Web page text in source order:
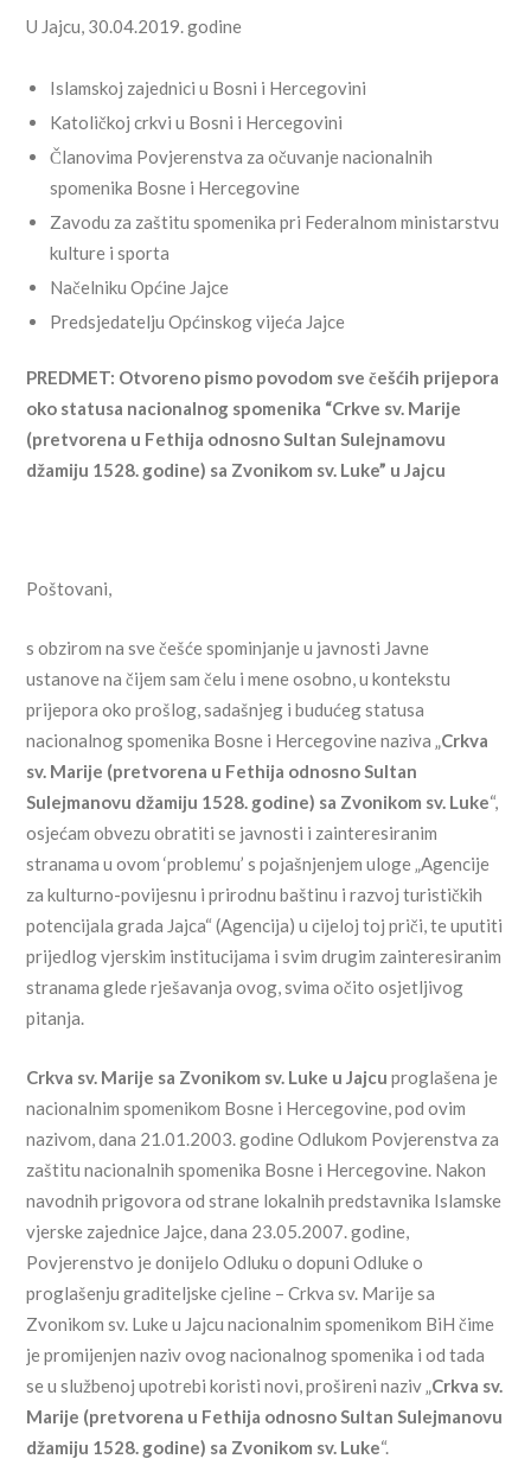
U Jajcu, 30.04.2019. godine
Islamskoj zajednici u Bosni i Hercegovini
Katoličkoj crkvi u Bosni i Hercegovini
Članovima Povjerenstva za očuvanje nacionalnih
spomenika Bosne i Hercegovine
Zavodu za zaštitu spomenika pri Federalnom ministarstvu
kulture i sporta
Načelniku Općine Jajce
Predsjedatelju Općinskog vijeća Jajce
PREDMET: Otvoreno pismo povodom sve češćih prijepora
oko statusa nacionalnog spomenika “Crkve sv. Marije
(pretvorena u Fethija odnosno Sultan Sulejnamovu
džamiju 1528. godine) sa Zvonikom sv. Luke” u Jajcu
Poštovani,
s obzirom na sve češće spominjanje u javnosti Javne
ustanove na čijem sam čelu i mene osobno, u kontekstu
prijepora oko prošlog, sadašnjeg i budućeg statusa
nacionalnog spomenika Bosne i Hercegovine naziva „Crkva
sv. Marije (pretvorena u Fethija odnosno Sultan
Sulejmanovu džamiju 1528. godine) sa Zvonikom sv. Luke“,
osjećam obvezu obratiti se javnosti i zainteresiranim
stranama u ovom ‘problemu’ s pojašnjenjem uloge „Agencije
za kulturno-povijesnu i prirodnu baštinu i razvoj turističkih
potencijala grada Jajca“ (Agencija) u cijeloj toj priči, te uputiti
prijedlog vjerskim institucijama i svim drugim zainteresiranim
stranama glede rješavanja ovog, svima očito osjetljivog
pitanja.
Crkva sv. Marije sa Zvonikom sv. Luke u Jajcu proglašena je
nacionalnim spomenikom Bosne i Hercegovine, pod ovim
nazivom, dana 21.01.2003. godine Odlukom Povjerenstva za
zaštitu nacionalnih spomenika Bosne i Hercegovine. Nakon
navodnih prigovora od strane lokalnih predstavnika Islamske
vjerske zajednice Jajce, dana 23.05.2007. godine,
Povjerenstvo je donijelo Odluku o dopuni Odluke o
proglašenju graditeljske cjeline – Crkva sv. Marije sa
Zvonikom sv. Luke u Jajcu nacionalnim spomenikom BiH čime
je promijenjen naziv ovog nacionalnog spomenika i od tada
se u službenoj upotrebi koristi novi, prošireni naziv „Crkva sv.
Marije (pretvorena u Fethija odnosno Sultan Sulejmanovu
džamiju 1528. godine) sa Zvonikom sv. Luke“.